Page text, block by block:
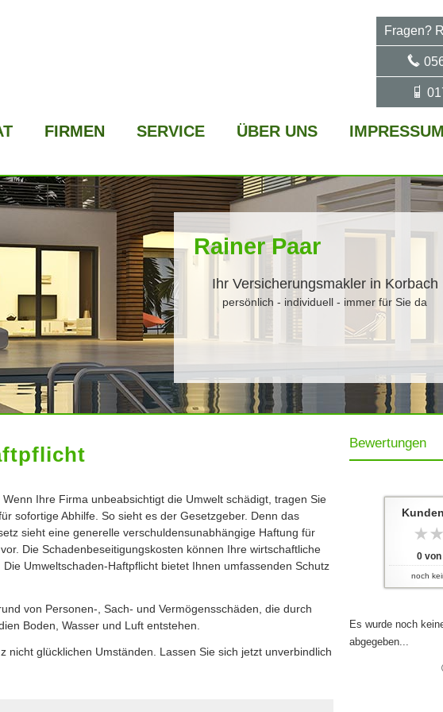
FIRMEN SERVICE ÜBER UNS IMPRESSUM
Fragen?
Rainer Paar
Ihr Ver­sicherungs­makler in Korbach
persönlich - individuell - immer für Sie da
Bewertungen
0 von
noch
Es wurde noch
abgegeben...
Wenn Ihre Firma unbeabsichtigt die Umwelt schädigt, tragen Sie
sofortige Abhilfe. So sieht es der Gesetzgeber. Denn das
sieht eine generelle verschuldensunabhängige Haftung für
Die Schadenbeseitigungskosten können Ihre wirtschaftliche
Umweltschaden-Haft­pflicht bietet Ihnen umfassenden Schutz
von Per­sonen-, Sach- und Vermögensschäden, die durch
Boden, Wasser und Luft entstehen.
nicht glücklichen Umständen. Lassen Sie sich jetzt unverbindlich